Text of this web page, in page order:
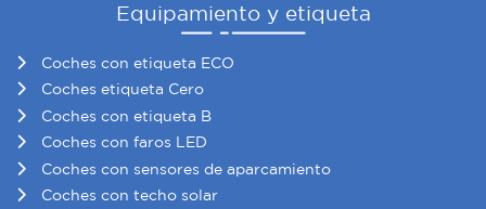
Equipamiento y etiqueta
Coches con etiqueta ECO
Coches etiqueta Cero
Coches con etiqueta B
Coches con faros LED
Coches con sensores de aparcamiento
Coches con techo solar